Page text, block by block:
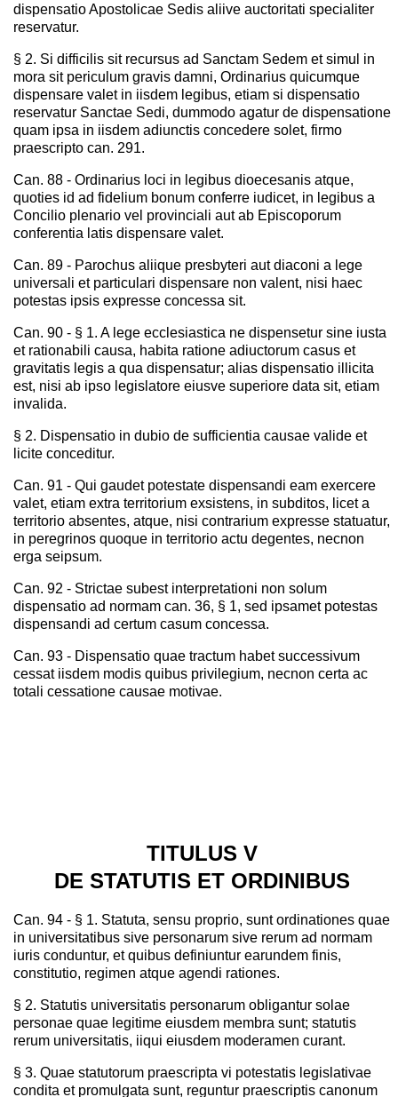
dispensatio Apostolicae Sedis aliive auctoritati specialiter
reservatur.
§ 2. Si difficilis sit recursus ad Sanctam Sedem et simul in
mora sit periculum gravis damni, Ordinarius quicumque
dispensare valet in iisdem legibus, etiam si dispensatio
reservatur Sanctae Sedi, dummodo agatur de dispensatione
quam ipsa in iisdem adiunctis concedere solet, firmo
praescripto can. 291.
Can. 88 - Ordinarius loci in legibus dioecesanis atque,
quoties id ad fidelium bonum conferre iudicet, in legibus a
Concilio plenario vel provinciali aut ab Episcoporum
conferentia latis dispensare valet.
Can. 89 - Parochus aliique presbyteri aut diaconi a lege
universali et particulari dispensare non valent, nisi haec
potestas ipsis expresse concessa sit.
Can. 90 - § 1. A lege ecclesiastica ne dispensetur sine iusta
et rationabili causa, habita ratione adiuctorum casus et
gravitatis legis a qua dispensatur; alias dispensatio illicita
est, nisi ab ipso legislatore eiusve superiore data sit, etiam
invalida.
§ 2. Dispensatio in dubio de sufficientia causae valide et
licite conceditur.
Can. 91 - Qui gaudet potestate dispensandi eam exercere
valet, etiam extra territorium exsistens, in subditos, licet a
territorio absentes, atque, nisi contrarium expresse statuatur,
in peregrinos quoque in territorio actu degentes, necnon
erga seipsum.
Can. 92 - Strictae subest interpretationi non solum
dispensatio ad normam can. 36, § 1, sed ipsamet potestas
dispensandi ad certum casum concessa.
Can. 93 - Dispensatio quae tractum habet successivum
cessat iisdem modis quibus privilegium, necnon certa ac
totali cessatione causae motivae.
TITULUS V
DE STATUTIS ET ORDINIBUS
Can. 94 - § 1. Statuta, sensu proprio, sunt ordinationes quae
in universitatibus sive personarum sive rerum ad normam
iuris conduntur, et quibus definiuntur earundem finis,
constitutio, regimen atque agendi rationes.
§ 2. Statutis universitatis personarum obligantur solae
personae quae legitime eiusdem membra sunt; statutis
rerum universitatis, iiqui eiusdem moderamen curant.
§ 3. Quae statutorum praescripta vi potestatis legislativae
condita et promulgata sunt, reguntur praescriptis canonum